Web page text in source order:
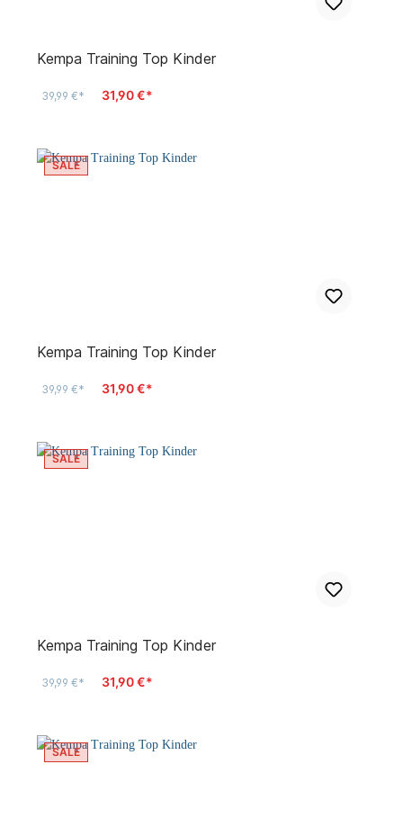
Kempa Training Top Kinder
39,99 €* 31,90 €*
SALE
Kempa Training Top Kinder
39,99 €* 31,90 €*
SALE
Kempa Training Top Kinder
39,99 €* 31,90 €*
SALE